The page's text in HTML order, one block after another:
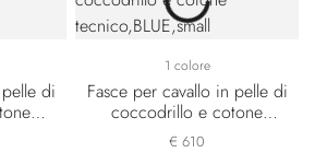
di
1 colore
Fasce per cavallo in pelle di
coccodrillo e cotone
tecnico
€ 610